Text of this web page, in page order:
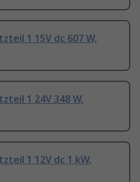
1 15V dc 607 W,
1 24V 348 W,
1 12V dc 1 kW,